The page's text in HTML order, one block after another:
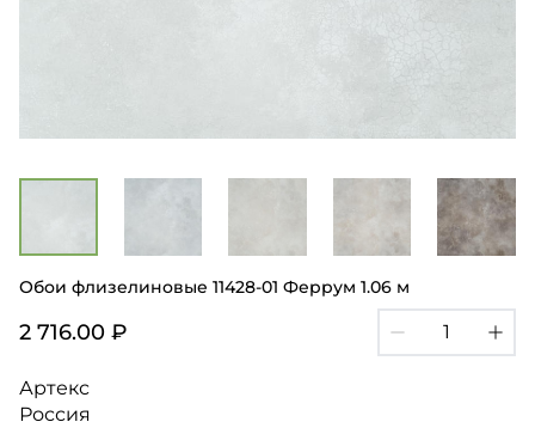
Обои флизелиновые 11428-01 Феррум 1.06 м
2 716.00 ₽
Артекс
Россия